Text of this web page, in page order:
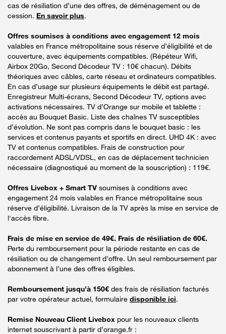
cas de résiliation d’une des offres, de déménagement ou de
cession. En savoir plus.
Offres soumises à conditions avec engagement 12 mois
valables en France métropolitaine sous réserve d’éligibilité et de
couverture, avec équipements compatibles. (Répéteur Wifi,
Airbox 20Go, Second Décodeur TV : 10€ chacun). Débits
théoriques avec câbles, carte réseau et ordinateurs compatibles.
En cas d’usage sur plusieurs équipements le débit est partagé.
Enregistreur Multi-écrans, Second Décodeur TV, options avec
activations nécessaires. TV d’Orange sur mobile et tablette :
accès au Bouquet Basic. Liste des chaînes TV susceptibles
d’évolution. Ne sont pas compris dans le bouquet basic : les
services et contenus payants et sportifs en direct. UHD 4K : avec
TV et contenus compatibles. Frais de construction pour
raccordement ADSL/VDSL, en cas de déplacement technicien
nécessaire (diagnostiqué au moment de la souscription) : 119€.
Offres Livebox + Smart TV soumises à conditions avec
engagement 24 mois valables en France métropolitaine sous
réserve d’éligibilité. Livraison de la TV après la mise en service de
l'accès fibre.
Frais de mise en service de 49€. Frais de résiliation de 60€.
Perte du remboursement pour la période restante en cas de
résiliation ou de changement d'offre. Un seul remboursement par
abonnement à l’une des offres éligibles.
Remboursement jusqu’à 150€ des frais de résiliation facturés
par votre opérateur actuel, formulaire disponible ici.
Remise Nouveau Client Livebox pour les nouveaux clients
internet souscrivant à partir d’orange.fr :